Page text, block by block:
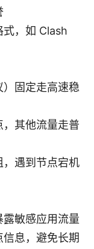
式，如 Clash
固定走高速稳
其他流量走普
遇到节点宕机
敏感应用流量
息，避免长期